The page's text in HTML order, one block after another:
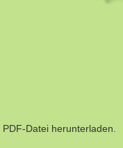
Datei herunterladen.